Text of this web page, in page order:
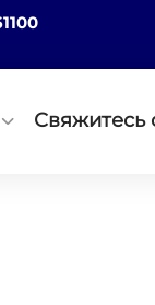
Свяжитесь